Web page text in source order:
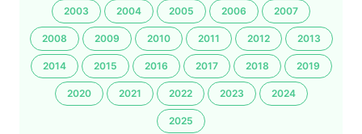
2003 2004 2005 2006 2007
2008 2009 2010 2011 2012 2013
2014 2015 2016 2017 2018 2019
2020 2021 2022 2023 2024
2025